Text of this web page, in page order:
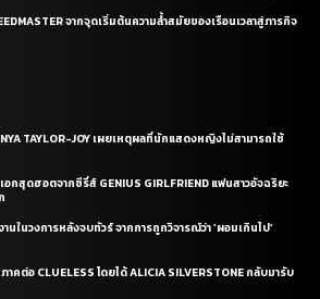
จากจุดเริ่มต้นความล้ำสมัยของเรือนเวลาสู่ภารกิจ
TAYLOR-JOY เผยเหตุผลที่นักแสดงหญิงไม่สามารถใช้
อกสุดฮอตจากซีรี่ส์ GENIUS GIRLFRIEND แฟนสาวอัจฉริยะ
นในวงการหลังจบทัวร์ จากการถูกวิจารณ์ว่า ‘ผอมเกินไป’
คต่อ CLUELESS โดยได้ ALICIA SILVERSTONE กลับมารับ